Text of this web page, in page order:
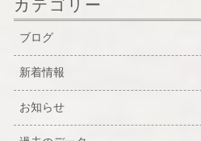
カテゴリー
ブログ
新着情報
お知らせ